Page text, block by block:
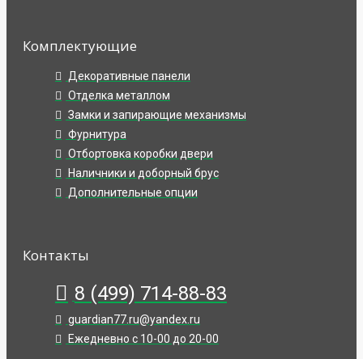
Комплектующие
Декоративные панели
Отделка металлом
Замки и запирающие механизмы
Фурнитура
Отбортовка коробки двери
Наличники и доборный брус
Дополнительные опции
Контакты
8 (499) 714-88-83
guardian77.ru@yandex.ru
Ежедневно с 10-00 до 20-00